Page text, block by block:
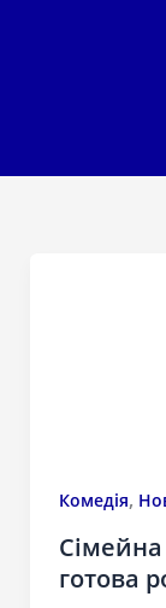
Комедія,
готова